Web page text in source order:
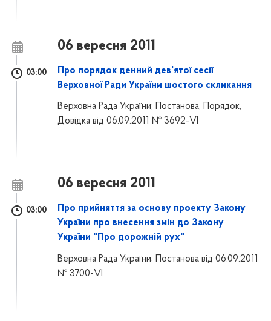
06 вересня 2011
03:00
Про порядок денний дев'ятої сесії
Верховної Ради України шостого скликання
Верховна Рада України; Постанова, Порядок,
Довідка від 06.09.2011 № 3692-VI
06 вересня 2011
03:00
Про прийняття за основу проекту Закону
України про внесення змін до Закону
України "Про дорожній рух"
Верховна Рада України; Постанова від 06.09.2011
№ 3700-VI